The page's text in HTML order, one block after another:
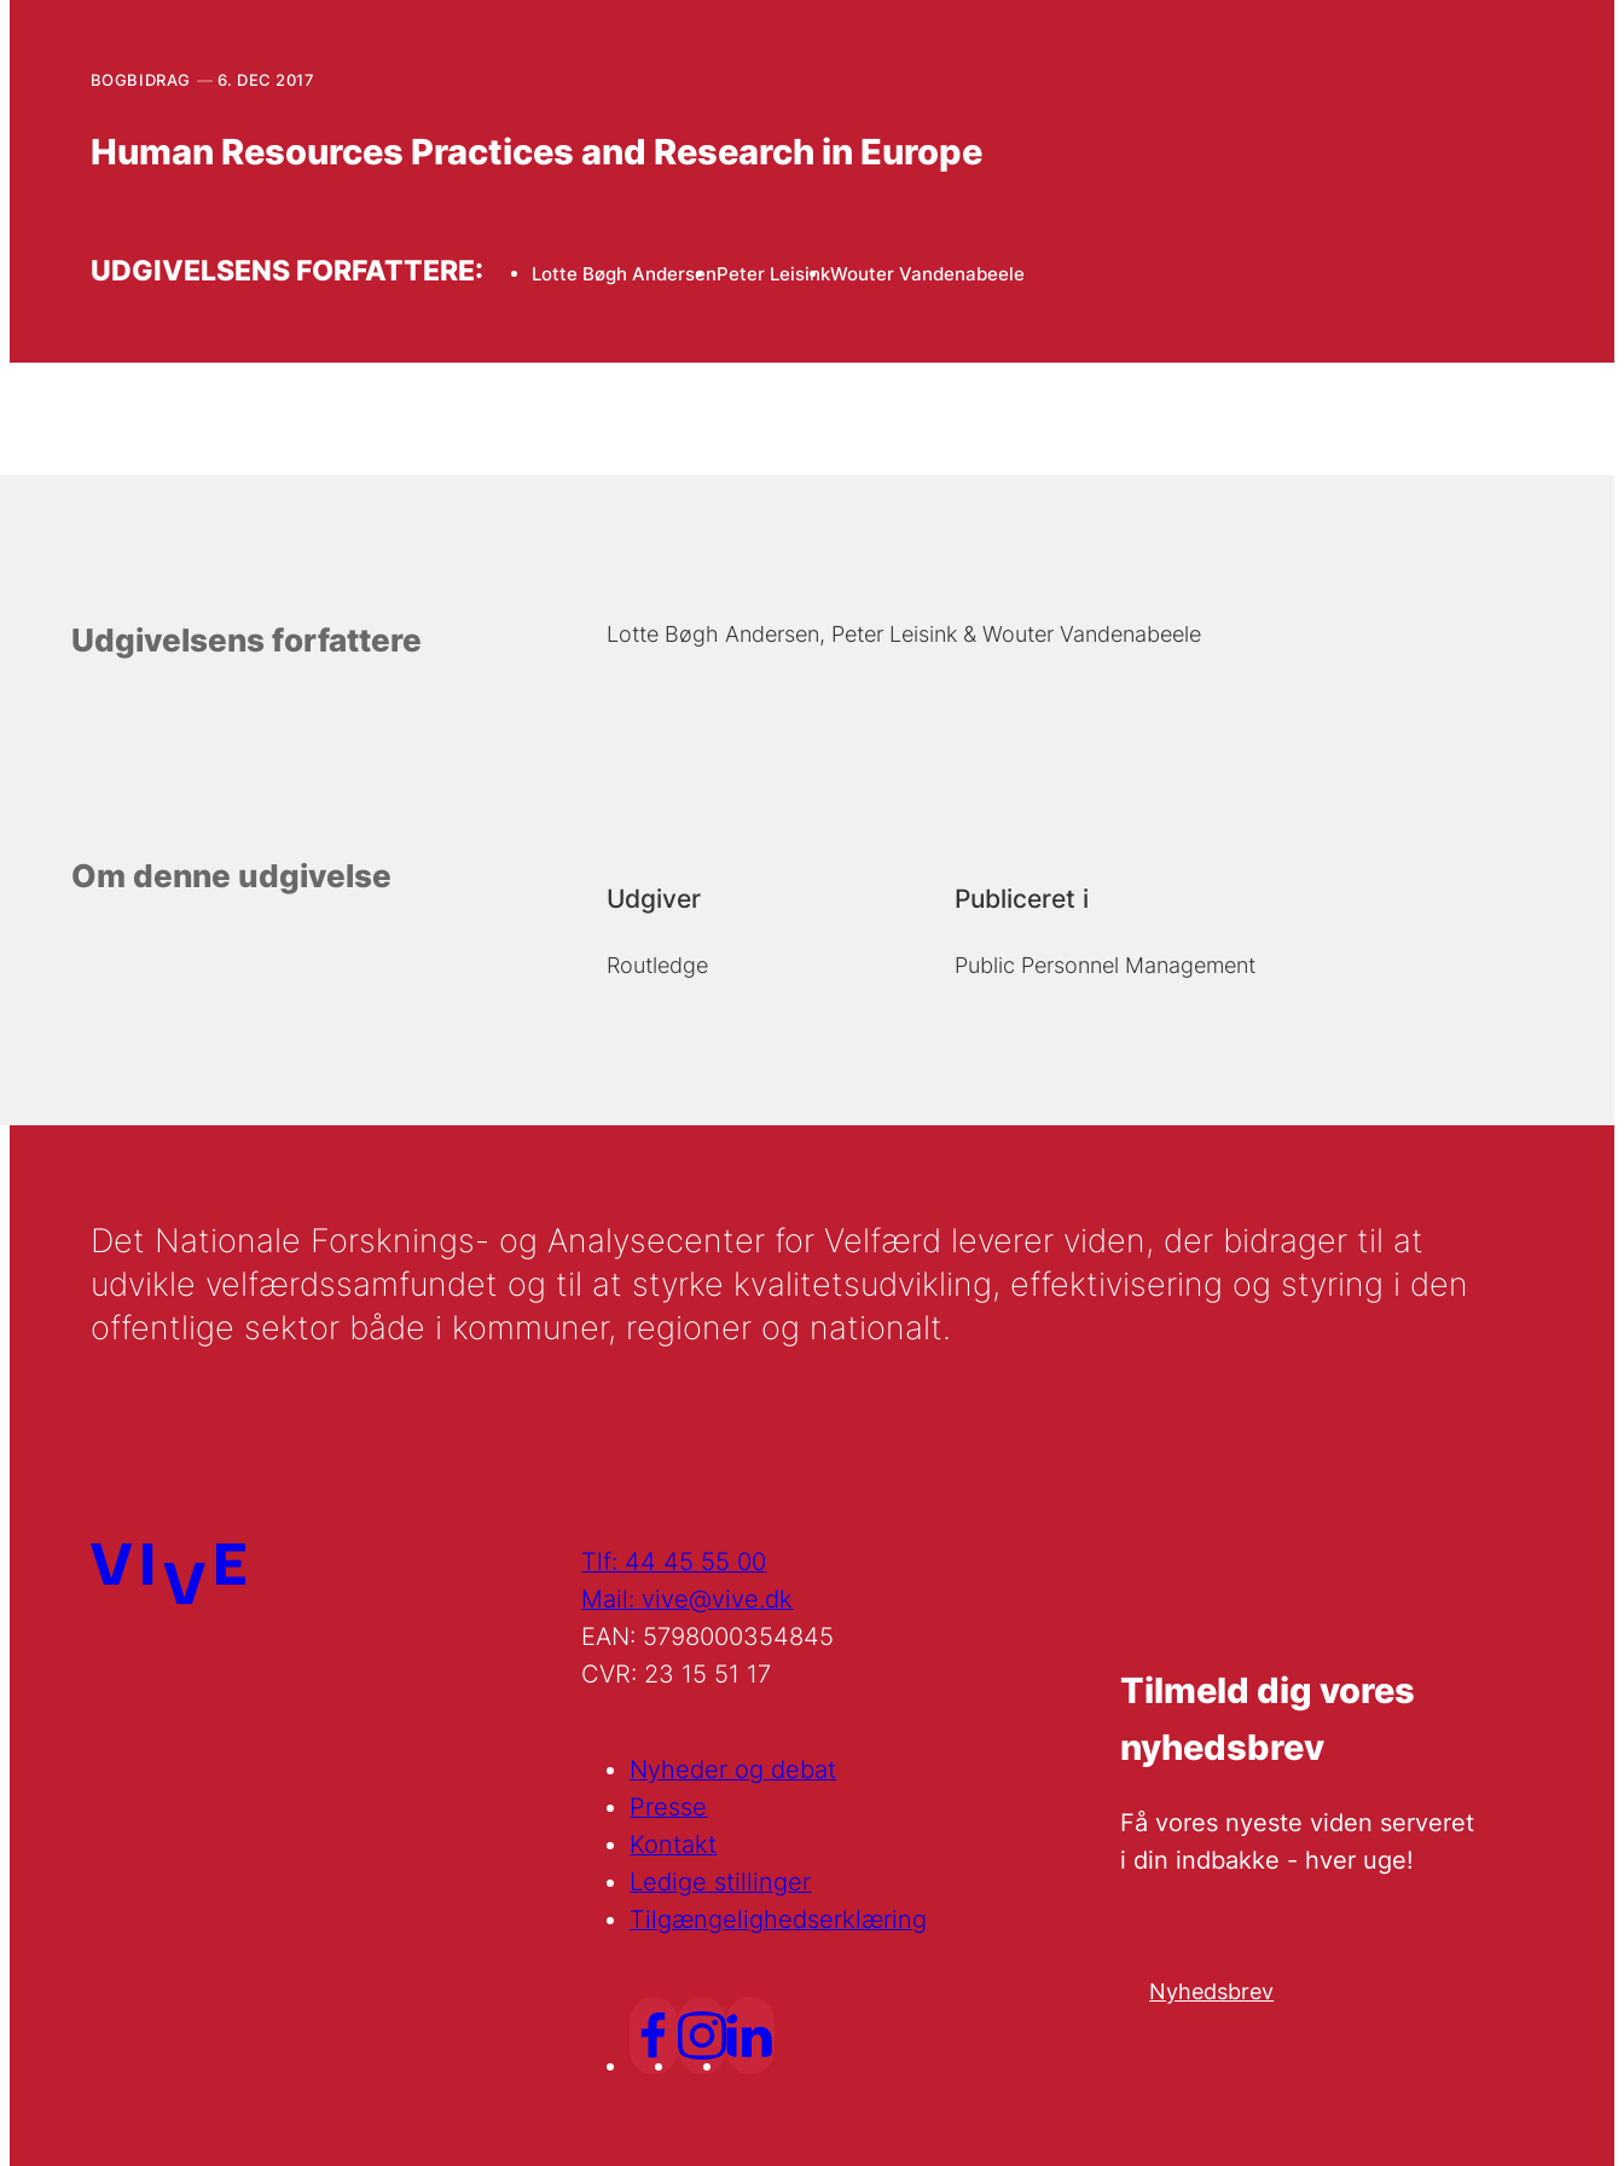
BOGBIDRAG 6. DEC 2017
Human Resources Practices and Research in Europe
UDGIVELSENS FORFATTERE: Lotte Bøgh AndersenPeter LeisinkWouter Vandenabeele
Udgivelsens forfattere Lotte Bøgh Andersen Peter Leisink Wouter Vandenabeele
Om denne udgivelse
Udgiver
Routledge
Publiceret i
Public Personnel Management
Det Nationale Forsknings- og Analysecenter for Velfærd leverer viden, der bidrager til at
udvikle velfærdssamfundet og til at styrke kvalitetsudvikling, effektivisering og styring i den
offentlige sektor både i kommuner, regioner og nationalt.
Tlf: 44 45 55 00
Mail: vive@vive.dk
EAN: 5798000354845
CVR: 23 15 51 17
Nyheder og debat
Presse
Kontakt
Ledige stillinger
Tilgængelighedserklæring
Tilmeld dig vores
nyhedsbrev
Få vores nyeste viden serveret
i din indbakke - hver uge!
Nyhedsbrev